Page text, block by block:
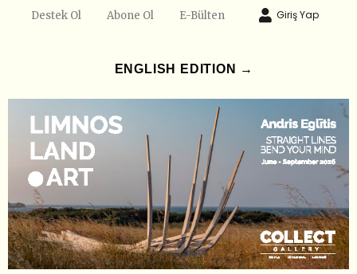
Destek Ol Abone Ol E-Bülten Giriş Yap
ENGLISH EDITION →